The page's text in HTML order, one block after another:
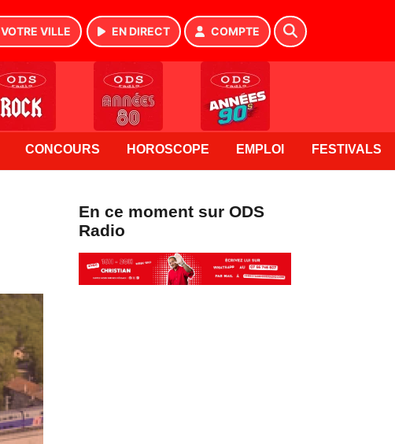
VOTRE VILLE EN DIRECT COMPTE
CONCOURS HOROSCOPE EMPLOI FESTIVALS
En ce moment sur ODS
Radio